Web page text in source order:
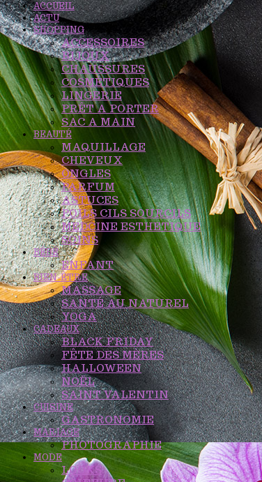
ACCUEIL
ACTU
SHOPPING
ACCESSOIRES
BIJOUX
CHAUSSURES
COSMÉTIQUES
LINGERIE
PRÊT A PORTER
SAC A MAIN
BEAUTÉ
MAQUILLAGE
CHEVEUX
ONGLES
PARFUM
ASTUCES
POILS CILS SOURCILS
MEDCINE ESTHETIQUE
SOINS
BÉBÉ
ENFANT
BIEN-ÊTRE
MASSAGE
SANTÉ AU NATUREL
YOGA
CADEAUX
BLACK FRIDAY
FÊTE DES MÈRES
HALLOWEEN
NOËL
SAINT VALENTIN
CUISINE
GASTRONOMIE
MARIAGE
PHOTOGRAPHIE
MODE
LOOKS